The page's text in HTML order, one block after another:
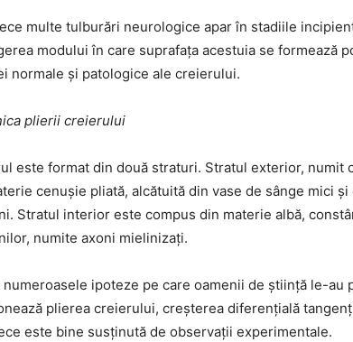
multe tulburări neurologice apar în stadiile
modului în care suprafața acestuia se formează
normale și patologice ale creierului.
plierii creierului
este format din două straturi. Stratul exterior, numit
cenușie pliată, alcătuită din vase de sânge mici
Stratul interior este compus din materie albă,
numite axoni mielinizați.
numeroasele ipoteze pe care oamenii de știință le-au
plierea creierului, creșterea diferențială
este bine susținută de observații experimentale.